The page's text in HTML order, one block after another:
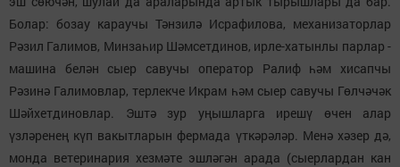
Болар: бозау караучы Тәнзилә Исрафилова, механизаторлар
Рәзил Галимов, Минзаһир Шәмсетдинов, ирле-хатынлы парлар -
машина белән сыер савучы оператор Ралиф һәм хисапчы
Рәзинә Галимовлар, терлекче Икрам һәм сыер савучы Гөлчәчәк
Шәйхетдиновлар. Эштә зур уңышларга ирешү өчен алар
үзләренең күп вакытларын фермада үткәрәләр. Менә хәзер дә,
монда ветеринария хезмәте эшләгән арада (сыерлардан кан